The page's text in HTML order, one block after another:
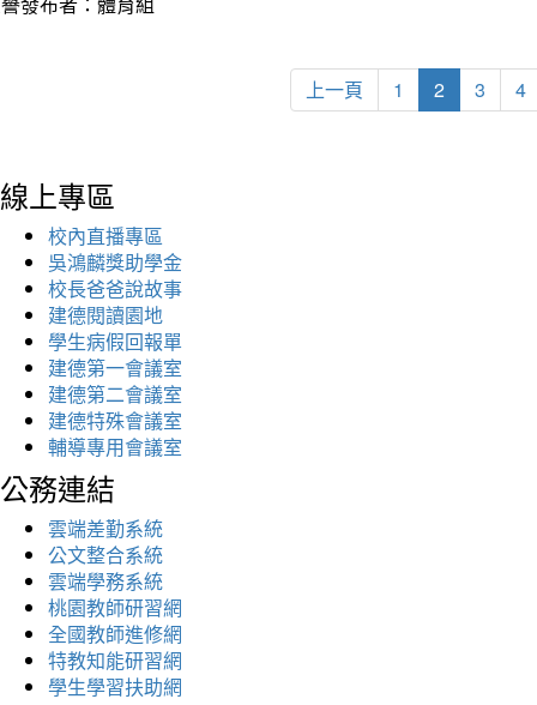
上一頁 1 2 3 4
線上專區
校內直播專區
吳鴻麟獎助學金
校長爸爸說故事
建德閱讀園地
學生病假回報單
建德第一會議室
建德第二會議室
建德特殊會議室
輔導專用會議室
公務連結
雲端差勤系統
公文整合系統
雲端學務系統
桃園教師研習網
全國教師進修網
特教知能研習網
學生學習扶助網